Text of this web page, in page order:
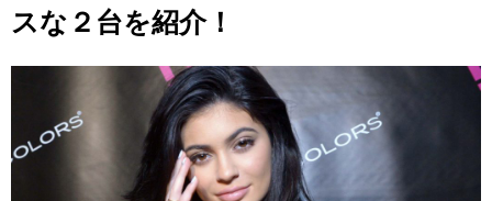
スな２台を紹介！